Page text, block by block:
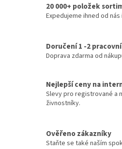
c
í
v
k
ý
p
i
á
n
20 000+ položek
Expedujeme ihned od
Doručení 1 -2
Doprava zdarma od
Nejlepší ceny na
Slevy pro registrované a
živnostníky.
Ověřeno zákazníky
Staňte se také naším